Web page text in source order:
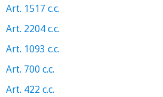
Art. 1517 c.c.
Art. 2204 c.c.
Art. 1093 c.c.
Art. 700 c.c.
Art. 422 c.c.